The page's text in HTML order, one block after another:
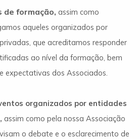
de formação, assim como
aqueles organizados por
que acreditamos responder
ao nível da formação, bem
expectativas dos Associados.
organizados por entidades
assim como pela nossa Associação
visam o debate e o esclarecimento de